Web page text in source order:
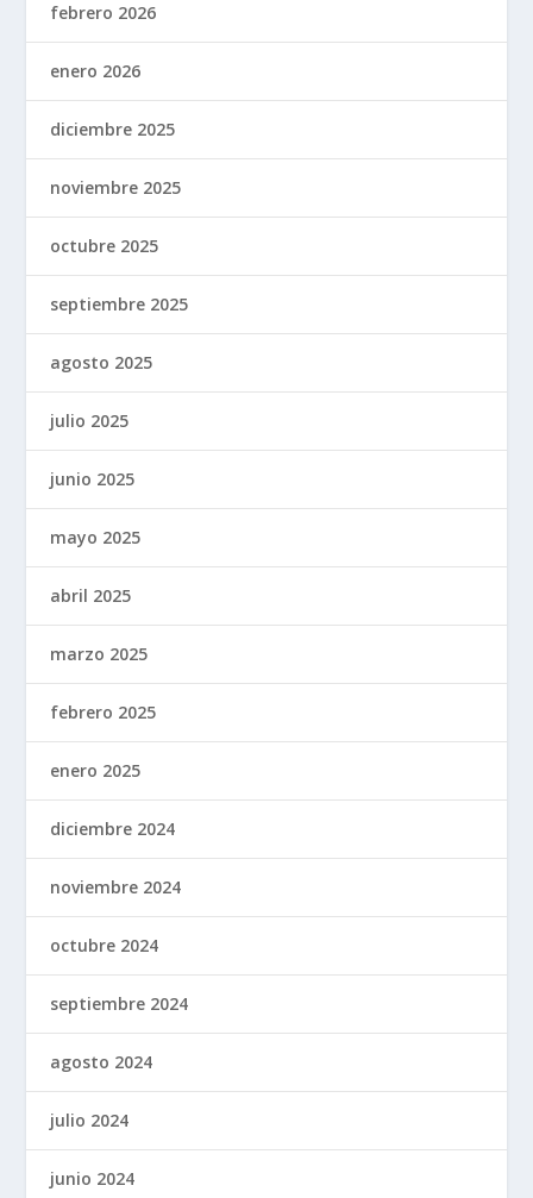
febrero 2026
enero 2026
diciembre 2025
noviembre 2025
octubre 2025
septiembre 2025
agosto 2025
julio 2025
junio 2025
mayo 2025
abril 2025
marzo 2025
febrero 2025
enero 2025
diciembre 2024
noviembre 2024
octubre 2024
septiembre 2024
agosto 2024
julio 2024
junio 2024